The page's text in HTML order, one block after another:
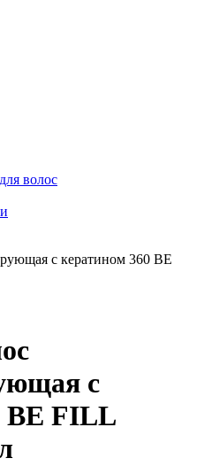
волос
с кератином 360 BE
с
BE FILL